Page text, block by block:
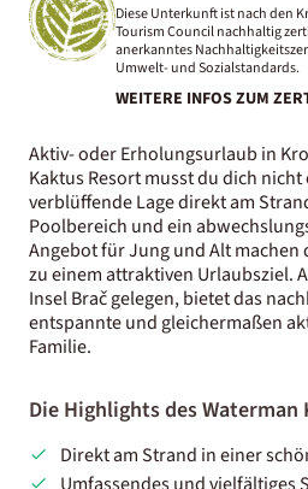
Diese Unterkunft ist nach den
Tourism Council nachhaltig
anerkanntes
Umwelt- und Sozialstandards.
WEITERE INFOS ZUM
Aktiv- oder Erholungsurlaub in
Kaktus Resort musst du dich
verblüffende Lage direkt am
Poolbereich und ein
Angebot für Jung und Alt
zu einem attraktiven Urlaubsziel.
Insel Brač gelegen, bietet das
entspannte und gleichermaßen
Familie.
Die Highlights des Waterman
Direkt am Strand in einer